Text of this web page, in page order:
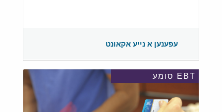
עפענען א נייע אקאונט
EBT סומע